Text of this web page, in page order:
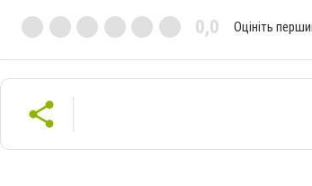
0,0 Оцініть